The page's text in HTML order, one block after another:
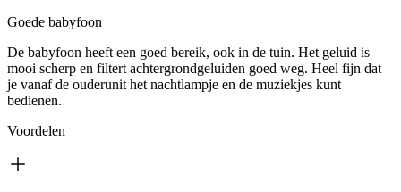
Goede babyfoon
De babyfoon heeft een goed bereik, ook in de tuin. Het geluid is
mooi scherp en filtert achtergrondgeluiden goed weg. Heel fijn dat
je vanaf de ouderunit het nachtlampje en de muziekjes kunt
bedienen.
Voordelen